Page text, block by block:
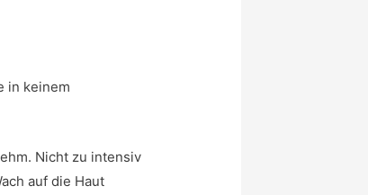
in keinem
Nicht zu intensiv
auf die Haut